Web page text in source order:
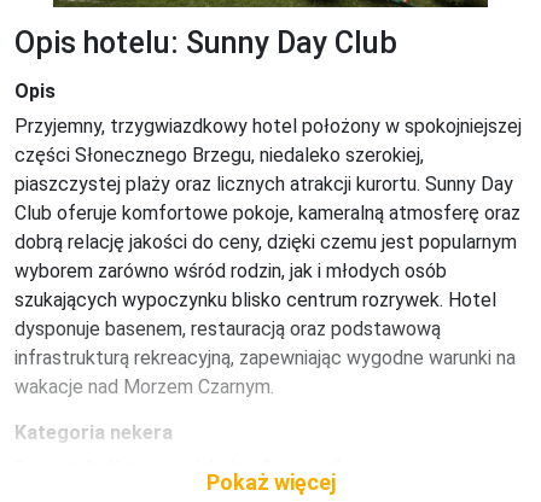
Opis hotelu: Sunny Day Club
Opis
Przyjemny, trzygwiazdkowy hotel położony w spokojniejszej
części Słonecznego Brzegu, niedaleko szerokiej,
piaszczystej plaży oraz licznych atrakcji kurortu. Sunny Day
Club oferuje komfortowe pokoje, kameralną atmosferę oraz
dobrą relację jakości do ceny, dzięki czemu jest popularnym
wyborem zarówno wśród rodzin, jak i młodych osób
szukających wypoczynku blisko centrum rozrywek. Hotel
dysponuje basenem, restauracją oraz podstawową
infrastrukturą rekreacyjną, zapewniając wygodne warunki na
wakacje nad Morzem Czarnym.
Kategoria nekera
3 gwiazdki Kategoria lokalna: 3 gwiazdki